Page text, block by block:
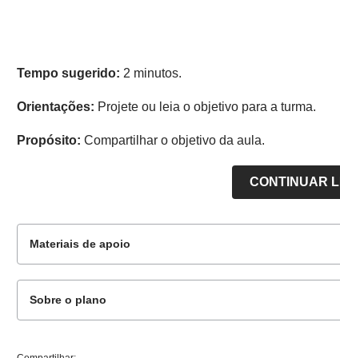
Tempo sugerido: 2 minutos.
Orientações: Projete ou leia o objetivo para a turma.
Propósito: Compartilhar o objetivo da aula.
CONTINUAR
Materiais de apoio
Sobre o plano
Esse plano de aula foi elaborado pelo Time de